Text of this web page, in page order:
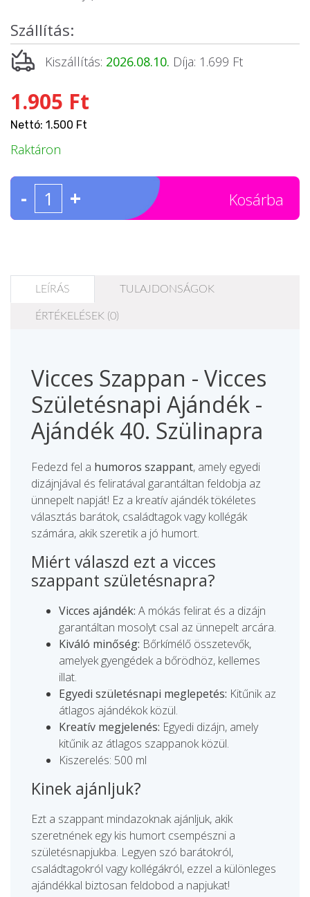
Szállítás:
Kiszállítás: 2026.08.10. Díja: 1.699 Ft
1.905 Ft
Nettó: 1.500 Ft
Raktáron
- + Kosárba
LEÍRÁS TULAJDONSÁGOK
ÉRTÉKELÉSEK (0)
Vicces Szappan - Vicces
Születésnapi Ajándék -
Ajándék 40. Szülinapra
Fedezd fel a humoros szappant, amely egyedi
dizájnjával és feliratával garantáltan feldobja az
ünnepelt napját! Ez a kreatív ajándék tökéletes
választás barátok, családtagok vagy kollégák
számára, akik szeretik a jó humort.
Miért válaszd ezt a vicces
szappant születésnapra?
Vicces ajándék: A mókás felirat és a dizájn
garantáltan mosolyt csal az ünnepelt arcára.
Kiváló minőség: Bőrkímélő összetevők,
amelyek gyengédek a bőrödhöz, kellemes
illat.
Egyedi születésnapi meglepetés: Kitűnik az
átlagos ajándékok közül.
Kreatív megjelenés: Egyedi dizájn, amely
kitűnik az átlagos szappanok közül.
Kiszerelés: 500 ml
Kinek ajánljuk?
Ezt a szappant mindazoknak ajánljuk, akik
szeretnének egy kis humort csempészni a
születésnapjukba. Legyen szó barátokról,
családtagokról vagy kollégákról, ezzel a különleges
ajándékkal biztosan feldobod a napjukat!